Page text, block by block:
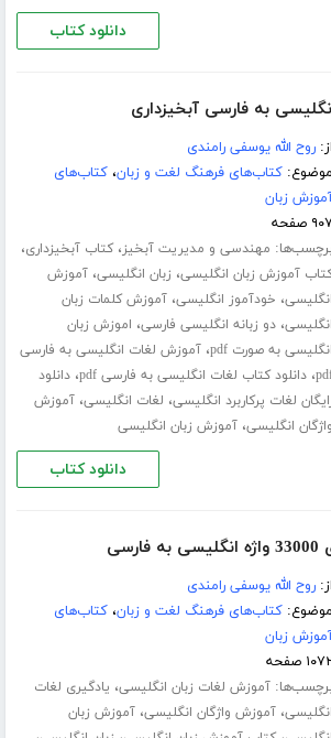
دانلود کتاب
به فارسی آبخیزداری
از:روح الله یوسفی رامندی
موضوع:کتاب‌های فرهنگ لغت و زبان،کتاب‌های
زبان
صفحه
مهندسی و مدیریت آبخیز،کتاب آبخیزداری،
آموزش زبان انگلیسی، زبان انگلیسی،آموزش
انگلیسی، خودآموز انگلیسی،آموزش کلمات زبان
انگلیسی،دو زبانه انگلیسی فارسی، اموزش زبان
انگلیسی به صورت pdf
،آموزش لغات انگلیسی به فارسی
،دانلود کتاب لغات انگلیسی به فارسی pdf ،دانلود
لغات پرکاربرد انگلیسی، لغات انگلیسی،آموزش
واژگان انگلیسی،آموزش زبان انگلیسی
دانلود کتاب
از:روح الله یوسفی رامندی
موضوع:کتاب‌های فرهنگ لغت و زبان،کتاب‌های
زبان
صفحه
آموزش لغات زبان انگلیسی، یادگیری لغات
انگلیسی،آموزش واژگان انگلیسی،آموزش زبان